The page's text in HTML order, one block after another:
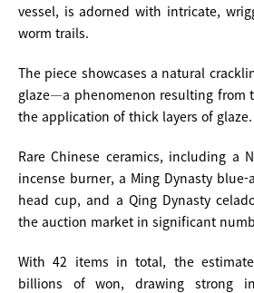
vessel, is adorned with intricate,
worm trails.
The piece showcases a natural
glaze—a phenomenon resulting from
the application of thick layers of glaze.
Rare Chinese ceramics, including a
incense burner, a Ming Dynasty
head cup, and a Qing Dynasty
the auction market in significant
With 42 items in total, the
billions of won, drawing strong